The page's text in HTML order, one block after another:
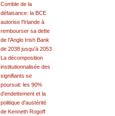
Comble de la
défaisance: la BCE
autorise l'Irlande à
rembourser sa dette
de l'Anglo Irish Bank
de 2038 jusqu'à 2053
La décomposition
institutionnalisée des
signifiants se
poursuit: les 90%
d'endettement et la
politique d'austérité
de Kenneth Rogoff